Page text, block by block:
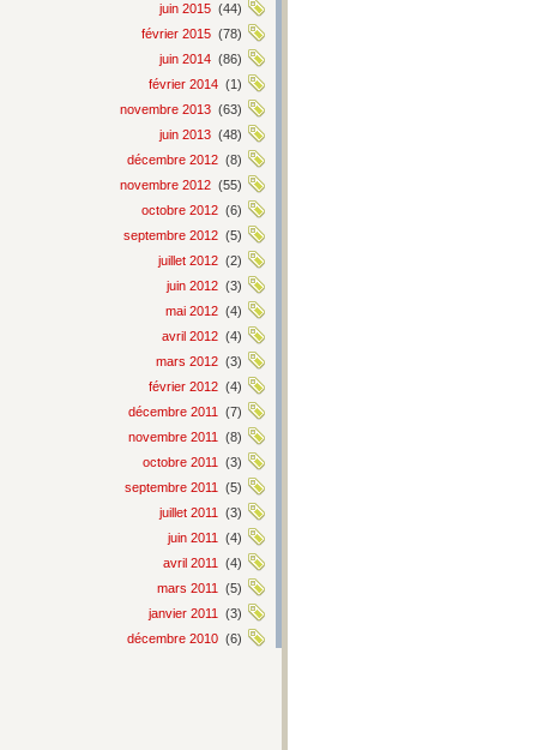
juin 2015 (44)
février 2015 (78)
juin 2014 (86)
février 2014 (1)
novembre 2013 (63)
juin 2013 (48)
décembre 2012 (8)
novembre 2012 (55)
octobre 2012 (6)
septembre 2012 (5)
juillet 2012 (2)
juin 2012 (3)
mai 2012 (4)
avril 2012 (4)
mars 2012 (3)
février 2012 (4)
décembre 2011
(7)
novembre 2011
(8)
octobre 2011
(3)
septembre 2011
(5)
juillet 2011
(3)
juin 2011
(4)
avril 2011
(4)
mars 2011
(5)
janvier 2011
(3)
décembre 2010 (6)